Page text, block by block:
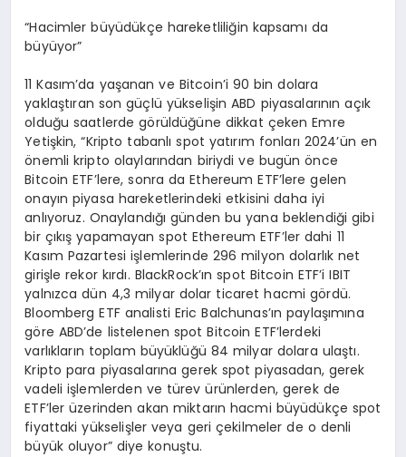
“Hacimler büyüdükçe hareketliliğin kapsamı da
büyüyor”
11 Kasım’da yaşanan ve Bitcoin’i 90 bin dolara
yaklaştıran son güçlü yükselişin ABD piyasalarının açık
olduğu saatlerde görüldüğüne dikkat çeken Emre
Yetişkin, “Kripto tabanlı spot yatırım fonları 2024’ün en
önemli kripto olaylarından biriydi ve bugün önce
Bitcoin ETF’lere, sonra da Ethereum ETF’lere gelen
onayın piyasa hareketlerindeki etkisini daha iyi
anlıyoruz. Onaylandığı günden bu yana beklendiği gibi
bir çıkış yapamayan spot Ethereum ETF’ler dahi 11
Kasım Pazartesi işlemlerinde 296 milyon dolarlık net
girişle rekor kırdı. BlackRock’ın spot Bitcoin ETF’i IBIT
yalnızca dün 4,3 milyar dolar ticaret hacmi gördü.
Bloomberg ETF analisti Eric Balchunas’ın paylaşımına
göre ABD’de listelenen spot Bitcoin ETF’lerdeki
varlıkların toplam büyüklüğü 84 milyar dolara ulaştı.
Kripto para piyasalarına gerek spot piyasadan, gerek
vadeli işlemlerden ve türev ürünlerden, gerek de
ETF’ler üzerinden akan miktarın hacmi büyüdükçe spot
fiyattaki yükselişler veya geri çekilmeler de o denli
büyük oluyor” diye konuştu.